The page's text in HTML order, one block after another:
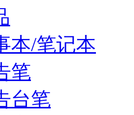
本/笔记本
笔
台笔